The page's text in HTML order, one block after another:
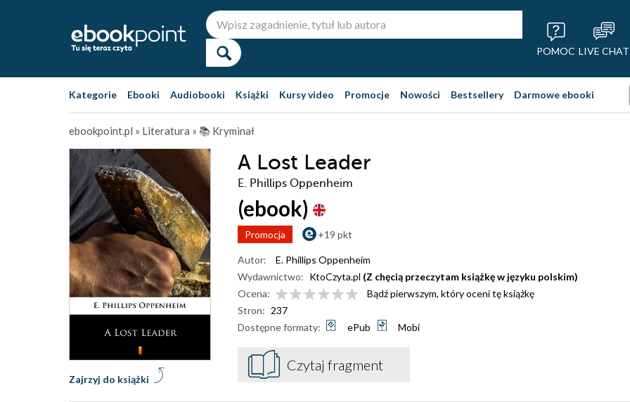
POMOC LIVE CHAT
Kategorie Ebooki Audiobooki Książki Kursy video Promocje Nowości Bestsellery Darmowe ebooki
ebookpoint.pl » Literatura » 📚 Kryminał
A Lost Leader
E. Phillips Oppenheim
(ebook)
Promocja +19 pkt
Zajrzyj do książki
Autor:
E. Phillips Oppenheim
Wydawnictwo: KtoCzyta.pl (Z chęcią przeczytam książkę w języku polskim)
Ocena:
Bądź pierwszym, który oceni tę książkę
Stron: 237
Dostępne formaty:
ePub Mobi
Czytaj fragment